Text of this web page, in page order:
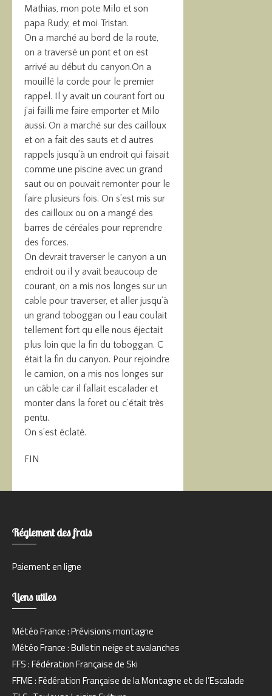
Mathias, mon pote Milo et son
papa Rudy, et moi Tristan.
On a marché au bord de la route,
on a traversé un pont et on est
arrivé au début du canyon.On a
mouillé la corde pour le premier
rappel. Il y avait un courant fort ou
j’ai failli me faire emporter et Milo
aussi. On a marché sur des cailloux
et on a fait des sauts et d autres
rappels jusqu’à un endroit qui faisait
comme une piscine avec un grand
saut ou on pouvait remonter pour le
faire plusieurs fois. On s’est mis sur
des cailloux ou on a mangé des
barres de céréales pour reprendre
des forces.
On devrait traverser le canyon a un
endroit ou il y avait beaucoup de
courant, on a mis nos longes sur un
cable pour traverser, et aller jusqu’à
un grand toboggan ou l eau coulait
tellement fort qu elle nous éjectait
plus loin que la fin du toboggan. C
était la fin du canyon. Pour rejoindre
le camion, on a mis nos longes sur
un câble car il fallait escalader et
monter dans la foret ou c’était très
pentu.
On s’est éclaté.
FIN
Réglement des frais
Paiement en ligne
Liens utiles
Météo France : Prévisions montagne
Météo France : Bulletin neige et avalanches
FFS : Fédération Française de Ski
FFME : Fédération Française de la Montagne et de l’Escalade